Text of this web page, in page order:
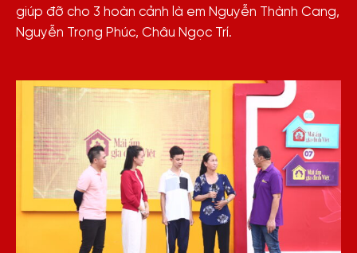
giúp đỡ cho 3 hoàn cảnh là em Nguyễn Thành Cang,
Nguyễn Trọng Phúc, Châu Ngọc Trí.